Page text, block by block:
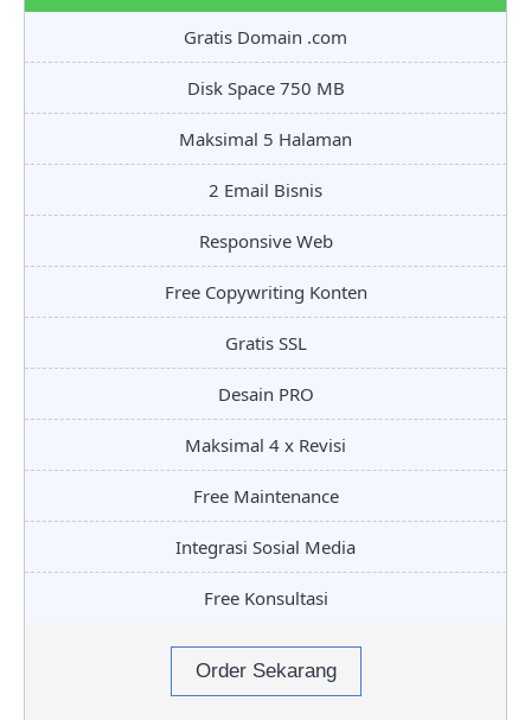
Gratis Domain .com
Disk Space 750 MB
Maksimal 5 Halaman
2 Email Bisnis
Responsive Web
Free Copywriting Konten
Gratis SSL
Desain PRO
Maksimal 4 x Revisi
Free Maintenance
Integrasi Sosial Media
Free Konsultasi
Order Sekarang